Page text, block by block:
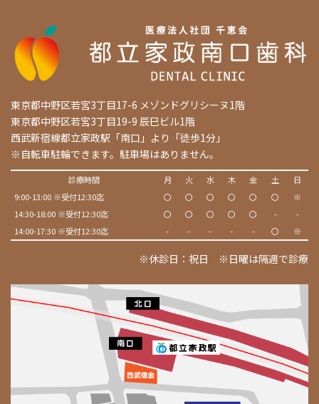
東京都中野区若宮3丁目17-6 メゾンドグリシーヌ1階
東京都中野区若宮3丁目19-9 辰巳ビル1階
西武新宿線都立家政駅「南口」より「徒歩1分」
※自転車駐輪できます。駐車場はありません。
診療時間 月 火 水 木 金 土
日
9:00-13:00 ※受付12:30迄
〇 〇 〇 〇 〇 〇
※
14:30-18:00 ※受付12:30迄
〇 〇 〇 〇 〇 -
-
14:00-17:30 ※受付12:30迄
- - - - - 〇 ※
※休診日：祝日 ※日曜は隔週で診療